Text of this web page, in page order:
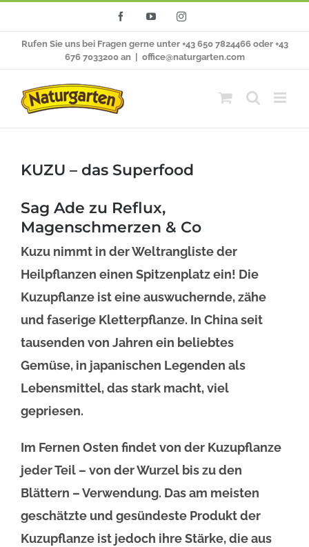
FacebookYouTubeInstagram
Rufen Sie uns bei Fragen gerne unter +43 650 7824466 oder +43
676 7033200 an
office@naturgarten.com
KUZU – das Superfood
Sag Ade zu Reflux,
Magenschmerzen & Co
Kuzu nimmt in der Weltrangliste der
Heilpflanzen einen Spitzenplatz ein! Die
Kuzupflanze ist eine auswuchernde, zähe
und faserige Kletterpflanze. In China seit
tausenden von Jahren ein beliebtes
Gemüse, in japanischen Legenden als
Lebensmittel, das stark macht, viel
gepriesen.
Im Fernen Osten findet von der Kuzupflanze
jeder Teil – von der Wurzel bis zu den
Blättern – Verwendung. Das am meisten
geschätzte und gesündeste Produkt der
Kuzupflanze ist jedoch ihre Stärke, die aus